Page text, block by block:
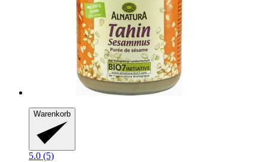
Warenkorb
5.0 (5)